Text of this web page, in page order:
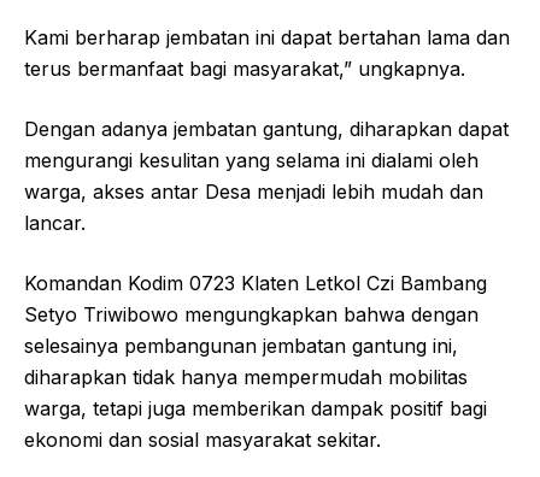
Kami berharap jembatan ini dapat bertahan lama dan
terus bermanfaat bagi masyarakat,” ungkapnya.
Dengan adanya jembatan gantung, diharapkan dapat
mengurangi kesulitan yang selama ini dialami oleh
warga, akses antar Desa menjadi lebih mudah dan
lancar.
Komandan Kodim 0723 Klaten Letkol Czi Bambang
Setyo Triwibowo mengungkapkan bahwa dengan
selesainya pembangunan jembatan gantung ini,
diharapkan tidak hanya mempermudah mobilitas
warga, tetapi juga memberikan dampak positif bagi
ekonomi dan sosial masyarakat sekitar.